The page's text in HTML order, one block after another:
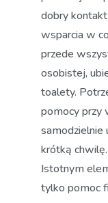
dobry
wsparcia w
przede
osobistej,
toalety.
pomocy przy
samodzielnie
krótką chwilę.
Istotnym
tylko pomoc